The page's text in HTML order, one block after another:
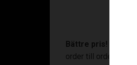
Bättre pris! Gör
order till